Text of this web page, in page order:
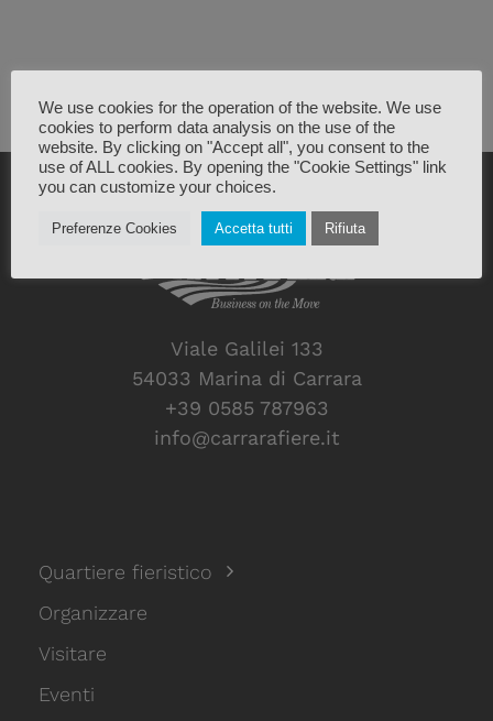
Viale Galilei 133
54033 Marina di Carrara
+39 0585 787963
info@carrarafiere.it
Quartiere fieristico
Organizzare
Visitare
Eventi
We use cookies for the operation of the website. We use
cookies to perform data analysis on the use of the
website. By clicking on "Accept all", you consent to the
use of ALL cookies. By opening the "Cookie Settings" link
you can customize your choices.
Preferenze Cookies Accetta tutti Rifiuta